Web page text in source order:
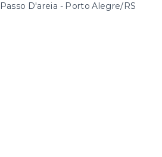
Passo D'areia - Porto Alegre/RS